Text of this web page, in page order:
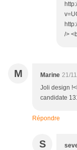
/>
M Marine 21/
Joli design
candidate
Répondre
S